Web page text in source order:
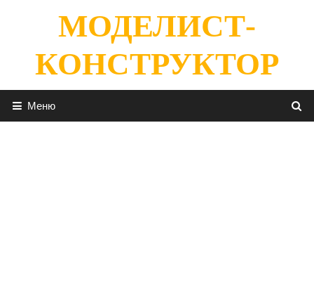
содержимомуМОДЕЛИСТ-
КОНСТРУКТОР
Меню